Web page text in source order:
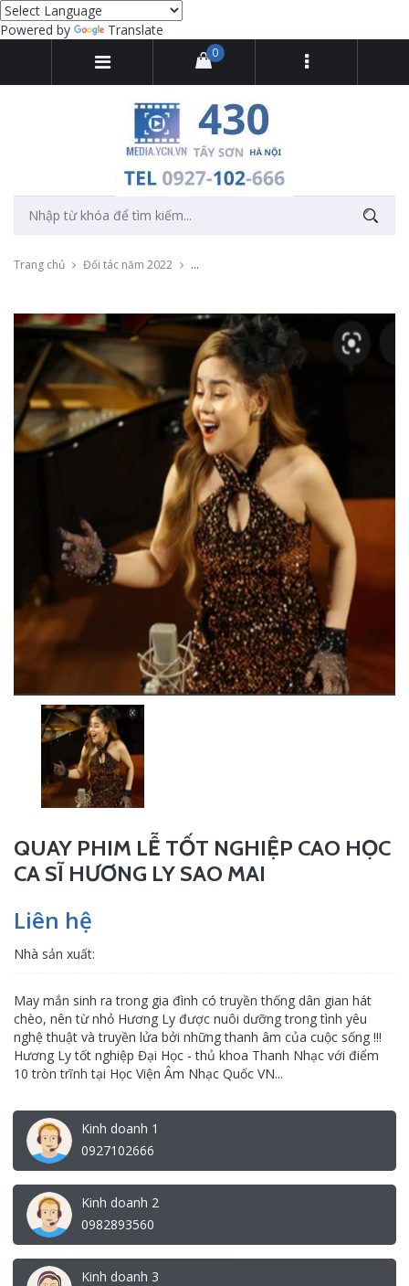
Powered by Translate
0
Trang chủ Đối tác năm 2022 Quay phim lễ tốt nghiệp Cao học ca sĩ
QUAY PHIM LỄ TỐT NGHIỆP CAO HỌC
CA SĨ HƯƠNG LY SAO MAI
Liên hệ
Nhà sản xuất:
May mắn sinh ra trong gia đình có truyền thống dân gian hát
chèo, nên từ nhỏ Hương Ly được nuôi dưỡng trong tình yêu
nghệ thuật và truyền lửa bởi những thanh âm của cuộc sống !!!
Hương Ly tốt nghiệp Đại Học - thủ khoa Thanh Nhạc với điểm
10 tròn trĩnh tại Học Viện Âm Nhạc Quốc VN...
Kinh doanh 1
0927102666
Kinh doanh 2
0982893560
Kinh doanh 3